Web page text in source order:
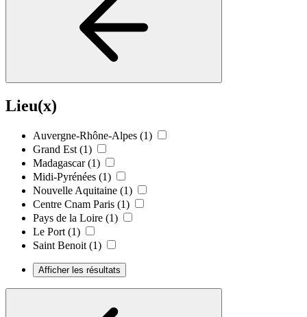
Lieu(x)
Auvergne-Rhône-Alpes (1)
Grand Est (1)
Madagascar (1)
Midi-Pyrénées (1)
Nouvelle Aquitaine (1)
Centre Cnam Paris (1)
Pays de la Loire (1)
Le Port (1)
Saint Benoit (1)
Afficher les résultats